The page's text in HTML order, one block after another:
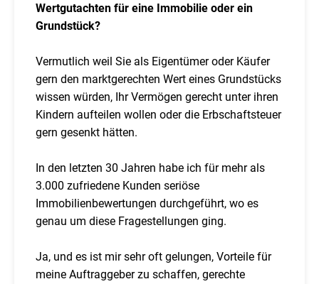
Wertgutachten für eine Immobilie oder ein
Grundstück?
Vermutlich weil Sie als Eigentümer oder Käufer
gern den marktgerechten Wert eines Grundstücks
wissen würden, Ihr Vermögen gerecht unter ihren
Kindern aufteilen wollen oder die Erbschaftsteuer
gern gesenkt hätten.
In den letzten 30 Jahren habe ich für mehr als
3.000 zufriedene Kunden seriöse
Immobilienbewertungen durchgeführt, wo es
genau um diese Fragestellungen ging.
Ja, und es ist mir sehr oft gelungen, Vorteile für
meine Auftraggeber zu schaffen, gerechte